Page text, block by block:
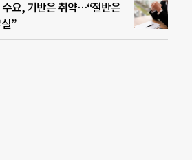
수요, 기반은 취약…“절반은
”